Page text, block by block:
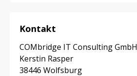
Kontakt
COMbridge IT Consulting GmbH
Kerstin Rasper
38446 Wolfsburg